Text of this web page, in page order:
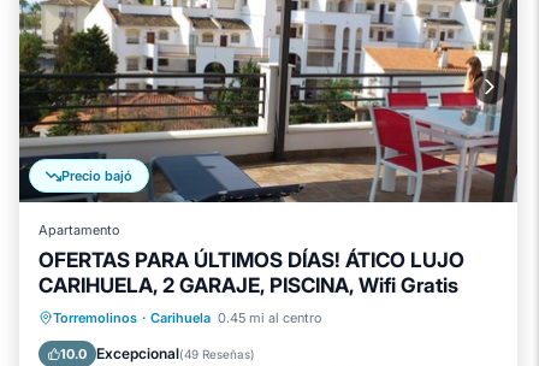
Precio bajó
Apartamento
OFERTAS PARA ÚLTIMOS DÍAS! ÁTICO LUJO
CARIHUELA, 2 GARAJE, PISCINA, Wifi Gratis
Torremolinos · Carihuela 0.45 mi al centro
10.0 Excepcional(49 Reseñas)
Piscina privada
Frente al mar
Chimenea/Calefacción